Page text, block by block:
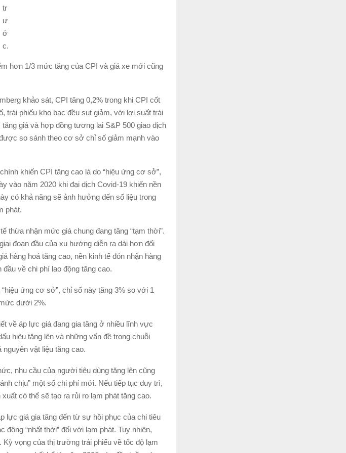
tr
ư
ớ
c.
hơn 1/3 mức tăng của CPI và giá xe mới cũng
khảo sát, CPI tăng 0,2% trong khi CPI cốt
trái phiếu kho bạc đều sụt giảm, với lợi suất trái
giá và hợp đồng tương lai S&P 500 giao dịch
so sánh theo cơ sở chỉ số giảm mạnh vào
khiến CPI tăng cao là do “hiệu ứng cơ sở”,
vào năm 2020 khi đại dịch Covid-19 khiến nền
có khả năng sẽ ảnh hưởng đến số liệu trong
phát.
thừa nhận mức giá chung đang tăng “tạm thời”.
đoạn đầu của xu hướng diễn ra dài hơn đối
hàng hoá tăng cao, nền kinh tế đón nhận hàng
về chi phí lao động tăng cao.
ứng cơ sở”, chỉ số này tăng 3% so với 1
dưới 2%.
về áp lực giá đang gia tăng ở nhiều lĩnh vực
hiệu tăng lên và những vấn đề trong chuỗi
vật liệu tăng cao.
nhu cầu của người tiêu dùng tăng lên cũng
chịu” một số chi phí mới. Nếu tiếp tục duy trì,
có thể sẽ tạo ra rủi ro lạm phát tăng cao.
lực giá gia tăng đến từ sự hồi phục của chi tiêu
động “nhất thời” đối với lạm phát. Tuy nhiên,
vọng của thị trường trái phiếu về tốc độ lạm